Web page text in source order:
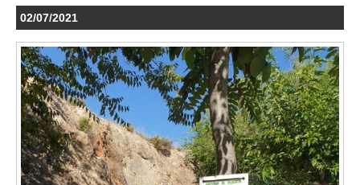
02/07/2021